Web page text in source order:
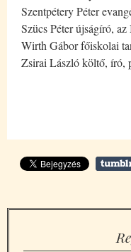
Szentpétery Péter
Szücs Péter újságíró,
Wirth Gábor főiskolai
Zsirai László költő, író,